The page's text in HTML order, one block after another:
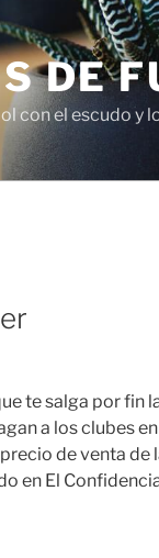
DE
con el escudo y
te salga por fin
a los clubes
de venta de
en El